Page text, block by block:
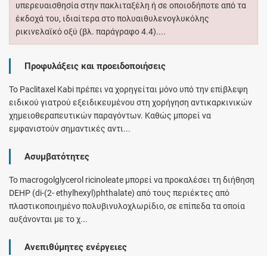
υπερευαισθησία στην πακλιταξέλη ή σε οποιοδήποτε από τα
έκδοχά του, ιδιαίτερα στο πολυαιθυλενογλυκόλης
ρικινελαϊκό οξύ (βλ. παράγραφο 4.4)....
Προφυλάξεις και προειδοποιήσεις
Το Paclitaxel Kabi πρέπει να χορηγείται μόνο υπό την επίβλεψη
ειδικού γιατρού εξειδικευμένου στη χορήγηση αντικαρκινικών
χημειοθεραπευτικών παραγόντων. Καθώς μπορεί να
εμφανιστούν σημαντικές αντι...
Ασυμβατότητες
Το macrogolglycerol ricinoleate μπορεί να προκαλέσει τη διήθηση
DEHP (di-(2- ethylhexyl)phthalate) από τους περιέκτες από
πλαστικοποιημένο πολυβινυλοχλωρίδιο, σε επίπεδα τα οποία
αυξάνονται με το χ...
Ανεπιθύμητες ενέργειες